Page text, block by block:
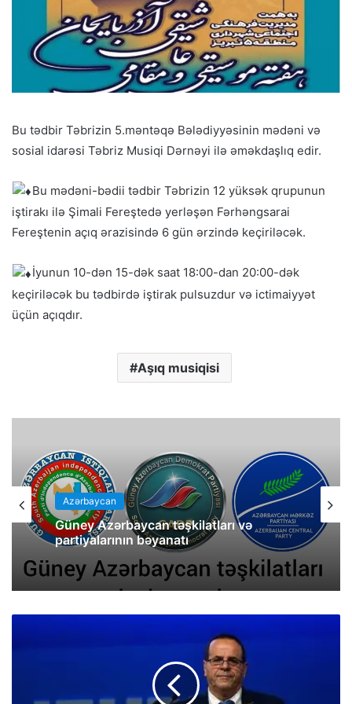
Bu tədbir Təbrizin 5.məntəqə Bələdiyyəsinin mədəni və
sosial idarəsi Təbriz Musiqi Dərnəyi ilə əməkdaşlıq edir.
Bu mədəni-bədii tədbir Təbrizin 12 yüksək qrupunun
iştirakı ilə Şimali Fereştedə yerləşən Fərhəngsarai
Fereştenin açıq ərazisində 6 gün ərzində keçiriləcək.
İyunun 10-dən 15-dək saat 18:00-dan 20:00-dək
keçiriləcək bu tədbirdə iştirak pulsuzdur və ictimaiyyət
üçün açıqdır.
Aşıq musiqisi
Azərbaycan
Güney Azərbaycan təşkilatları və
partiyalarının bəyanatı